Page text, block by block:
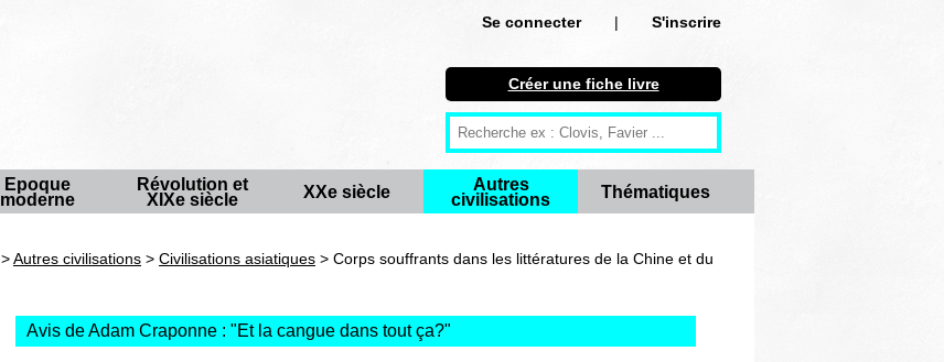
Se connecter |
S'inscrire
S'inscrire
Créer une fiche livre
Antiquité
Moyen Age
Révolution et XIXe siècle
Créer une fiche livre
Epoque
moderne
Révolution et
XIXe siècle
XXe siècle
Autres
civilisations
Thématiques
>Autres civilisations > Civilisations asiatiques > Corps souffrants dans les littératures de la Chine et du
Avis de Adam Craponne : "Et la cangue dans tout ça?"